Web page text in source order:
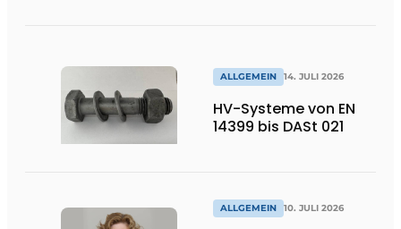
ALLGEMEIN 14. JULI 2026
HV-Systeme von EN
14399 bis DASt 021
ALLGEMEIN 10. JULI 2026